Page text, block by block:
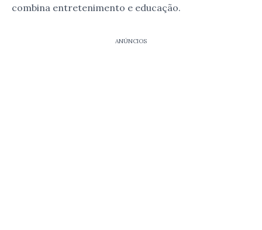
combina entretenimento e educação.
ANÚNCIOS